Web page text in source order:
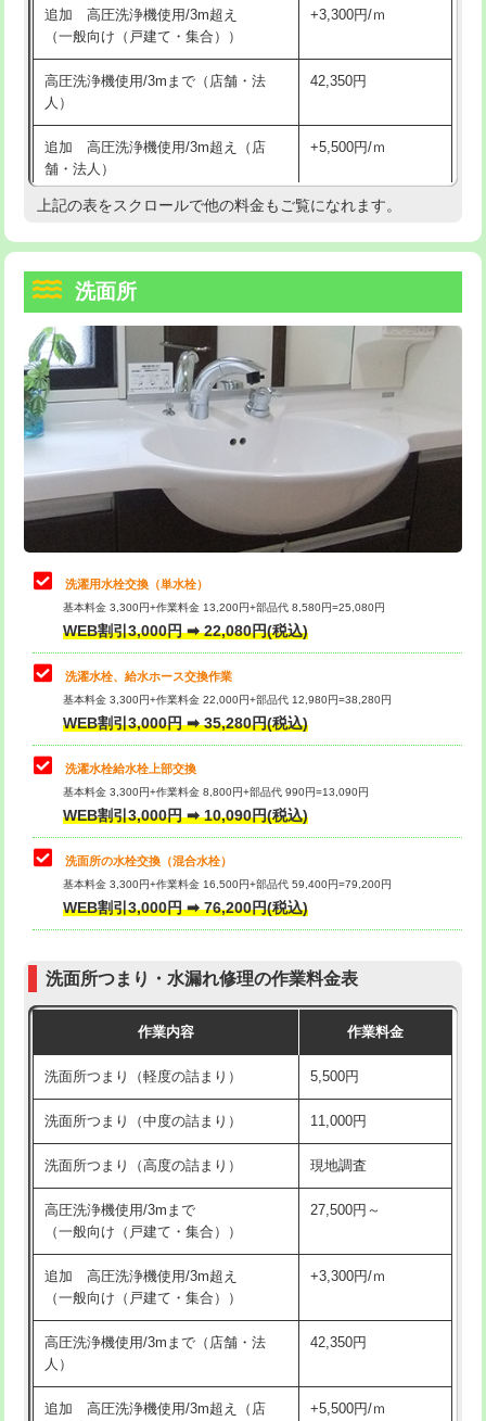
マス交換（深さ50㎝以上） 66,000円
コンクリート斫り（厚さ10㎝まで） 27,500円
コンクリート斫り（厚さ10㎝超え）
モルタル補修（厚さ10㎝まで）
モルタル補修（厚さ10㎝超え） 38,500円
洗面台設置 38,500円
追加人工
廃棄・処分 現場見積
※給水管工事は20mmまでの価格です。
持込商品取付（混合水栓） 16,500円
給水管工事※（ホール加工)
給水管工事※（バンド止め) 3,300円
給水管工事※（支持金具設置) 5,500円
給水管工事※（保温材使用（バンド止
め込み）)
5,500円
給水管工事※（土の掘削・埋め戻し作
業)
11,000円
給水管工事※（塩ビ管（VP・HI）使
用/3ｍまで)
33,000円
給水管工事※（塩ビ管（VP・HI）使
用（追加）/3ｍ超え)
給水管工事※（ライニング鋼管・銅
管・ポリ管・HT管使用/3ｍまで)
44,000円
給水管工事※（ライニング鋼管・銅
管・ポリ管・HT管使用/3ｍ超え)
排水管工事（土の掘削・埋め戻し作
業）
排水管工事（排水管工事/3ｍまで） 55,000円
排水管工事（追加 排水管工事/3ｍ超
え）
マス交換（土の掘削・埋め戻し作業）
マス交換（深さ50㎝未満）
マス交換（深さ50㎝以上）
モルタル補修（厚さ10㎝まで） 27,500円
モルタル補修（厚さ10㎝超え） 38,500円
洗面台設置 38,500円
バスタブ設置 現場見積
追加人工 16,500円
廃棄・処分
※給水管工事は20mmまでの価格です。
追加 高圧洗浄機使用/3m超え
（一般向け（戸建て・集合））
+3,300円/ｍ
高圧洗浄機使用/3mまで（店舗・法
人）
42,350円
追加 高圧洗浄機使用/3m超え（店
舗・法人）
+5,500円/ｍ
高度高圧洗浄換 現地調査
トーラー機使用/3mまで
追加トーラー機使用/3m超え +3,300円
カメラ調査 33,000円
桝清掃
止水・漏水調査・防水処理・清掃・修
理・調整・分解・加工など（軽作業）
11,000円
止水・漏水調査・防水処理・清掃・修
理・調整・分解・加工など（中作業）
22,000円
止水・漏水調査・防水処理・清掃・修
理・調整・分解・加工など（重作業）
33,000円
キッチンタンク脱着
その他部品の脱着
交換・取付（タンク）
交換・取付(単水栓（壁付・デッキ
式）)
交換・取付(混合水栓（壁付・デッキ
式・ワンホール）)
16,500円+材料費
（P/S/ポップアップ））
交換・取付（その他部品） 11,000円+材料費
持込商品取付（単水栓） 13,200円
持込商品取付（混合水栓） 16,500円
持込商品取付（浄水器・分岐水栓） 16,500円
給水管工事※（ホール加工) 16,500円
給水管工事※（バンド止め)
給水管工事※（支持金具設置) 5,500円
給水管工事※（保温材使用（バンド止
め込み）)
5,500円
給水管工事※（土の掘削・埋め戻し作
業)
11,000円
上記の表をスクロールで他の料金もご覧になれます。
洗面所
洗濯用水栓交換（単水栓）
基本料金 3,300円+作業料金 13,200円+部品代 8,580円=25,080円
WEB割引3,000円 ➡ 22,080円(税込)
洗濯水栓、給水ホース交換作業
基本料金 3,300円+作業料金 22,000円+部品代 12,980円=38,280円
WEB割引3,000円 ➡ 35,280円(税込)
洗濯水栓給水栓上部交換
基本料金 3,300円+作業料金 8,800円+部品代 990円=13,090円
WEB割引3,000円 ➡ 10,090円(税込)
洗面所の水栓交換（混合水栓）
基本料金 3,300円+作業料金 16,500円+部品代 59,400円=79,200円
WEB割引3,000円 ➡ 76,200円(税込)
洗面所つまり・水漏れ修理の作業料金表
作業内容 作業料金
洗面所つまり（軽度の詰まり） 5,500円
洗面所つまり（中度の詰まり） 11,000円
洗面所つまり（高度の詰まり） 現地調査
高圧洗浄機使用/3mまで
（一般向け（戸建て・集合））
27,500円～
追加 高圧洗浄機使用/3m超え
（一般向け（戸建て・集合））
+3,300円/ｍ
高圧洗浄機使用/3mまで（店舗・法
人）
42,350円
追加 高圧洗浄機使用/3m超え（店
+5,500円/ｍ